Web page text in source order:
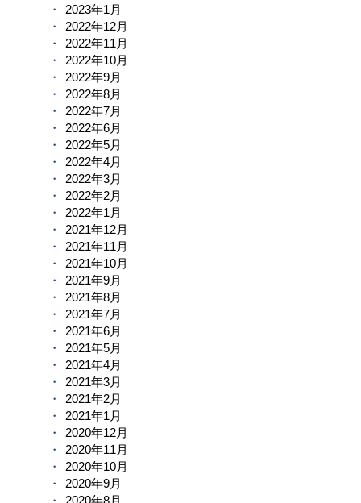
2023年1月
2022年12月
2022年11月
2022年10月
2022年9月
2022年8月
2022年7月
2022年6月
2022年5月
2022年4月
2022年3月
2022年2月
2022年1月
2021年12月
2021年11月
2021年10月
2021年9月
2021年8月
2021年7月
2021年6月
2021年5月
2021年4月
2021年3月
2021年2月
2021年1月
2020年12月
2020年11月
2020年10月
2020年9月
2020年8月